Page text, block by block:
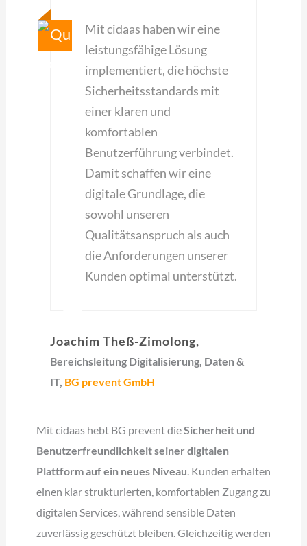
Mit cidaas haben wir eine
leistungsfähige Lösung
implementiert, die höchste
Sicherheitsstandards mit
einer klaren und
komfortablen
Benutzerführung verbindet.
Damit schaffen wir eine
digitale Grundlage, die
sowohl unseren
Qualitätsanspruch als auch
die Anforderungen unserer
Kunden optimal unterstützt.
Joachim Theß-Zimolong,
Bereichsleitung Digitalisierung, Daten &
IT, BG prevent GmbH
Mit cidaas hebt BG prevent dieSicherheit und
Benutzerfreundlichkeit seiner digitalen
Plattform auf ein neues Niveau. Kunden erhalten
einen klar strukturierten, komfortablen Zugang zu
digitalen Services, während sensible Daten
zuverlässig geschützt bleiben. Gleichzeitig werden